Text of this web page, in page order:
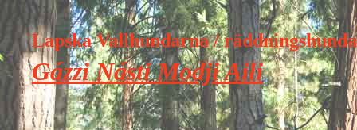
Lapska Vallhundarna /
Gázzi Násti Modji Aili